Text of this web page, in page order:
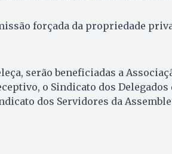
forçada da propriedade
serão beneficiadas a
o Sindicato dos Delegados
dos Servidores da